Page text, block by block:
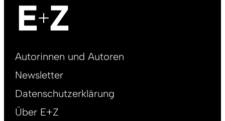
Footer
DE
Autorinnen und Autoren
Newsletter
Datenschutzerklärung
Über E+Z